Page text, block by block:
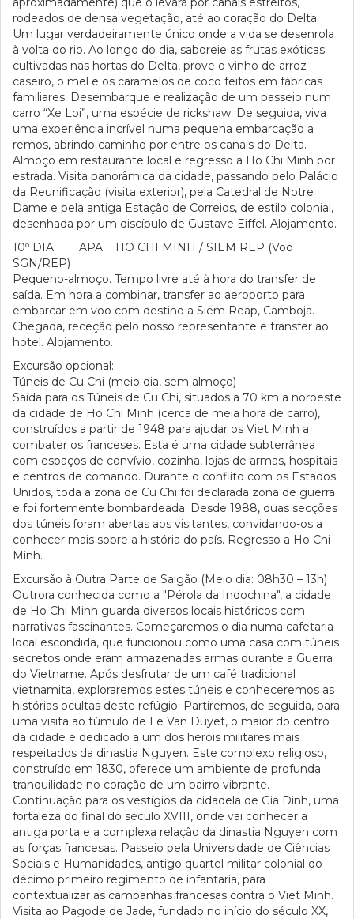
rodeados de densa vegetação, até ao coração do Delta.
Um lugar verdadeiramente único onde a vida se desenrola
à volta do rio. Ao longo do dia, saboreie as frutas exóticas
cultivadas nas hortas do Delta, prove o vinho de arroz
caseiro, o mel e os caramelos de coco feitos em fábricas
familiares. Desembarque e realização de um passeio num
carro “Xe Loi”, uma espécie de rickshaw. De seguida, viva
uma experiência incrível numa pequena embarcação a
remos, abrindo caminho por entre os canais do Delta.
Almoço em restaurante local e regresso a Ho Chi Minh por
estrada. Visita panorâmica da cidade, passando pelo Palácio
da Reunificação (visita exterior), pela Catedral de Notre
Dame e pela antiga Estação de Correios, de estilo colonial,
desenhada por um discípulo de Gustave Eiffel. Alojamento.
10º DIA APA HO CHI MINH / SIEM REP (Voo
SGN/REP)
Pequeno-almoço. Tempo livre até à hora do transfer de
saída. Em hora a combinar, transfer ao aeroporto para
embarcar em voo com destino a Siem Reap, Camboja.
Chegada, receção pelo nosso representante e transfer ao
hotel. Alojamento.
Excursão opcional:
Túneis de Cu Chi (meio dia, sem almoço)
Saída para os Túneis de Cu Chi, situados a 70 km a noroeste
da cidade de Ho Chi Minh (cerca de meia hora de carro),
construídos a partir de 1948 para ajudar os Viet Minh a
combater os franceses. Esta é uma cidade subterrânea
com espaços de convívio, cozinha, lojas de armas, hospitais
e centros de comando. Durante o conflito com os Estados
Unidos, toda a zona de Cu Chi foi declarada zona de guerra
e foi fortemente bombardeada. Desde 1988, duas secções
dos túneis foram abertas aos visitantes, convidando-os a
conhecer mais sobre a história do país. Regresso a Ho Chi
Minh.
Excursão à Outra Parte de Saigão (Meio dia: 08h30 – 13h)
Outrora conhecida como a "Pérola da Indochina", a cidade
de Ho Chi Minh guarda diversos locais históricos com
narrativas fascinantes. Começaremos o dia numa cafetaria
local escondida, que funcionou como uma casa com túneis
secretos onde eram armazenadas armas durante a Guerra
do Vietname. Após desfrutar de um café tradicional
vietnamita, exploraremos estes túneis e conheceremos as
histórias ocultas deste refúgio. Partiremos, de seguida, para
uma visita ao túmulo de Le Van Duyet, o maior do centro
da cidade e dedicado a um dos heróis militares mais
respeitados da dinastia Nguyen. Este complexo religioso,
construído em 1830, oferece um ambiente de profunda
tranquilidade no coração de um bairro vibrante.
Continuação para os vestígios da cidadela de Gia Dinh, uma
fortaleza do final do século XVIII, onde vai conhecer a
antiga porta e a complexa relação da dinastia Nguyen com
as forças francesas. Passeio pela Universidade de Ciências
Sociais e Humanidades, antigo quartel militar colonial do
décimo primeiro regimento de infantaria, para
contextualizar as campanhas francesas contra o Viet Minh.
Visita ao Pagode de Jade, fundado no início do século XX,